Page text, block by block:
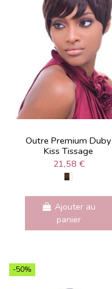
Outre Premium Duby
Kiss Tissage
21,58 €
Ajouter au
panier
-50%